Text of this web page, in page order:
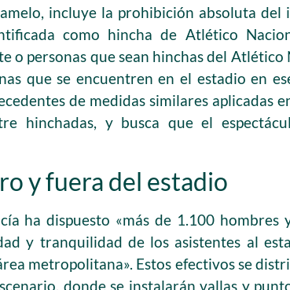
incluye la prohibición absoluta del
como hincha de Atlético
personas que sean hinchas del Atlético
que se encuentren en el estadio en
de medidas similares aplicadas
hinchadas, y busca que el
y fuera del estadio
ha dispuesto «más de 1.100 hombres
y tranquilidad de los asistentes al
metropolitana». Estos efectivos se
donde se instalarán vallas y